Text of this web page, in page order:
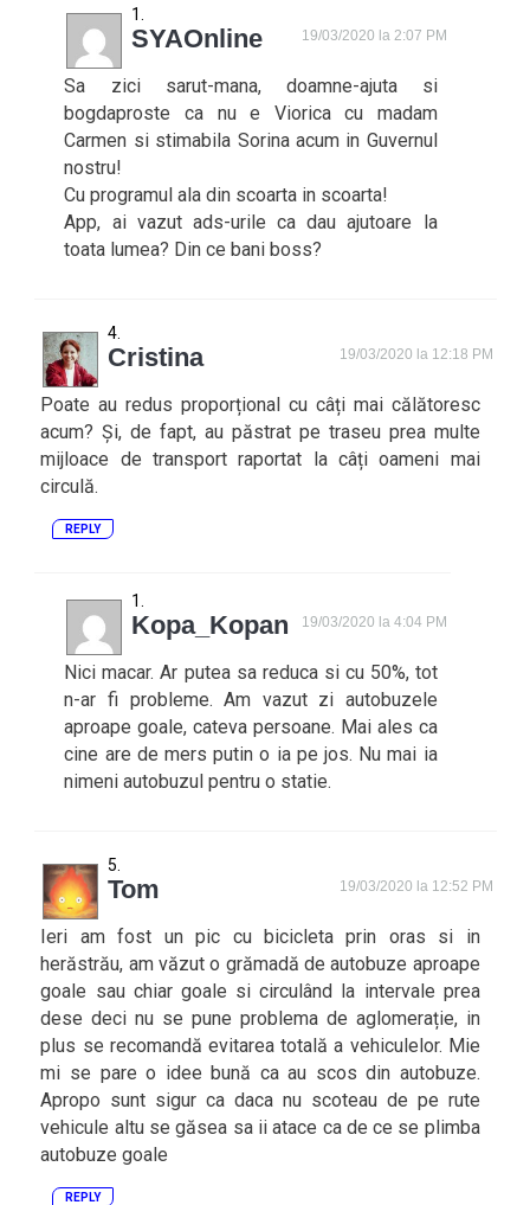
SYAOnline 19/03/2020 la 2:07 PM
Sa zici sarut-mana, doamne-ajuta si
bogdaproste ca nu e Viorica cu madam
Carmen si stimabila Sorina acum in Guvernul
nostru!
Cu programul ala din scoarta in scoarta!
App, ai vazut ads-urile ca dau ajutoare la
toata lumea? Din ce bani boss?
Cristina 19/03/2020 la 12:18 PM
Poate au redus proporțional cu câți mai călătoresc
acum? Și, de fapt, au păstrat pe traseu prea multe
mijloace de transport raportat la câți oameni mai
circulă.
REPLY
Kopa_Kopan 19/03/2020 la 4:04 PM
Nici macar. Ar putea sa reduca si cu 50%, tot
n-ar fi probleme. Am vazut zi autobuzele
aproape goale, cateva persoane. Mai ales ca
cine are de mers putin o ia pe jos. Nu mai ia
nimeni autobuzul pentru o statie.
Tom 19/03/2020 la 12:52 PM
Ieri am fost un pic cu bicicleta prin oras si in
herăstrău, am văzut o grămadă de autobuze aproape
goale sau chiar goale si circulând la intervale prea
dese deci nu se pune problema de aglomerație, in
plus se recomandă evitarea totală a vehiculelor. Mie
mi se pare o idee bună ca au scos din autobuze.
Apropo sunt sigur ca daca nu scoteau de pe rute
vehicule altu se găsea sa ii atace ca de ce se plimba
autobuze goale
REPLY